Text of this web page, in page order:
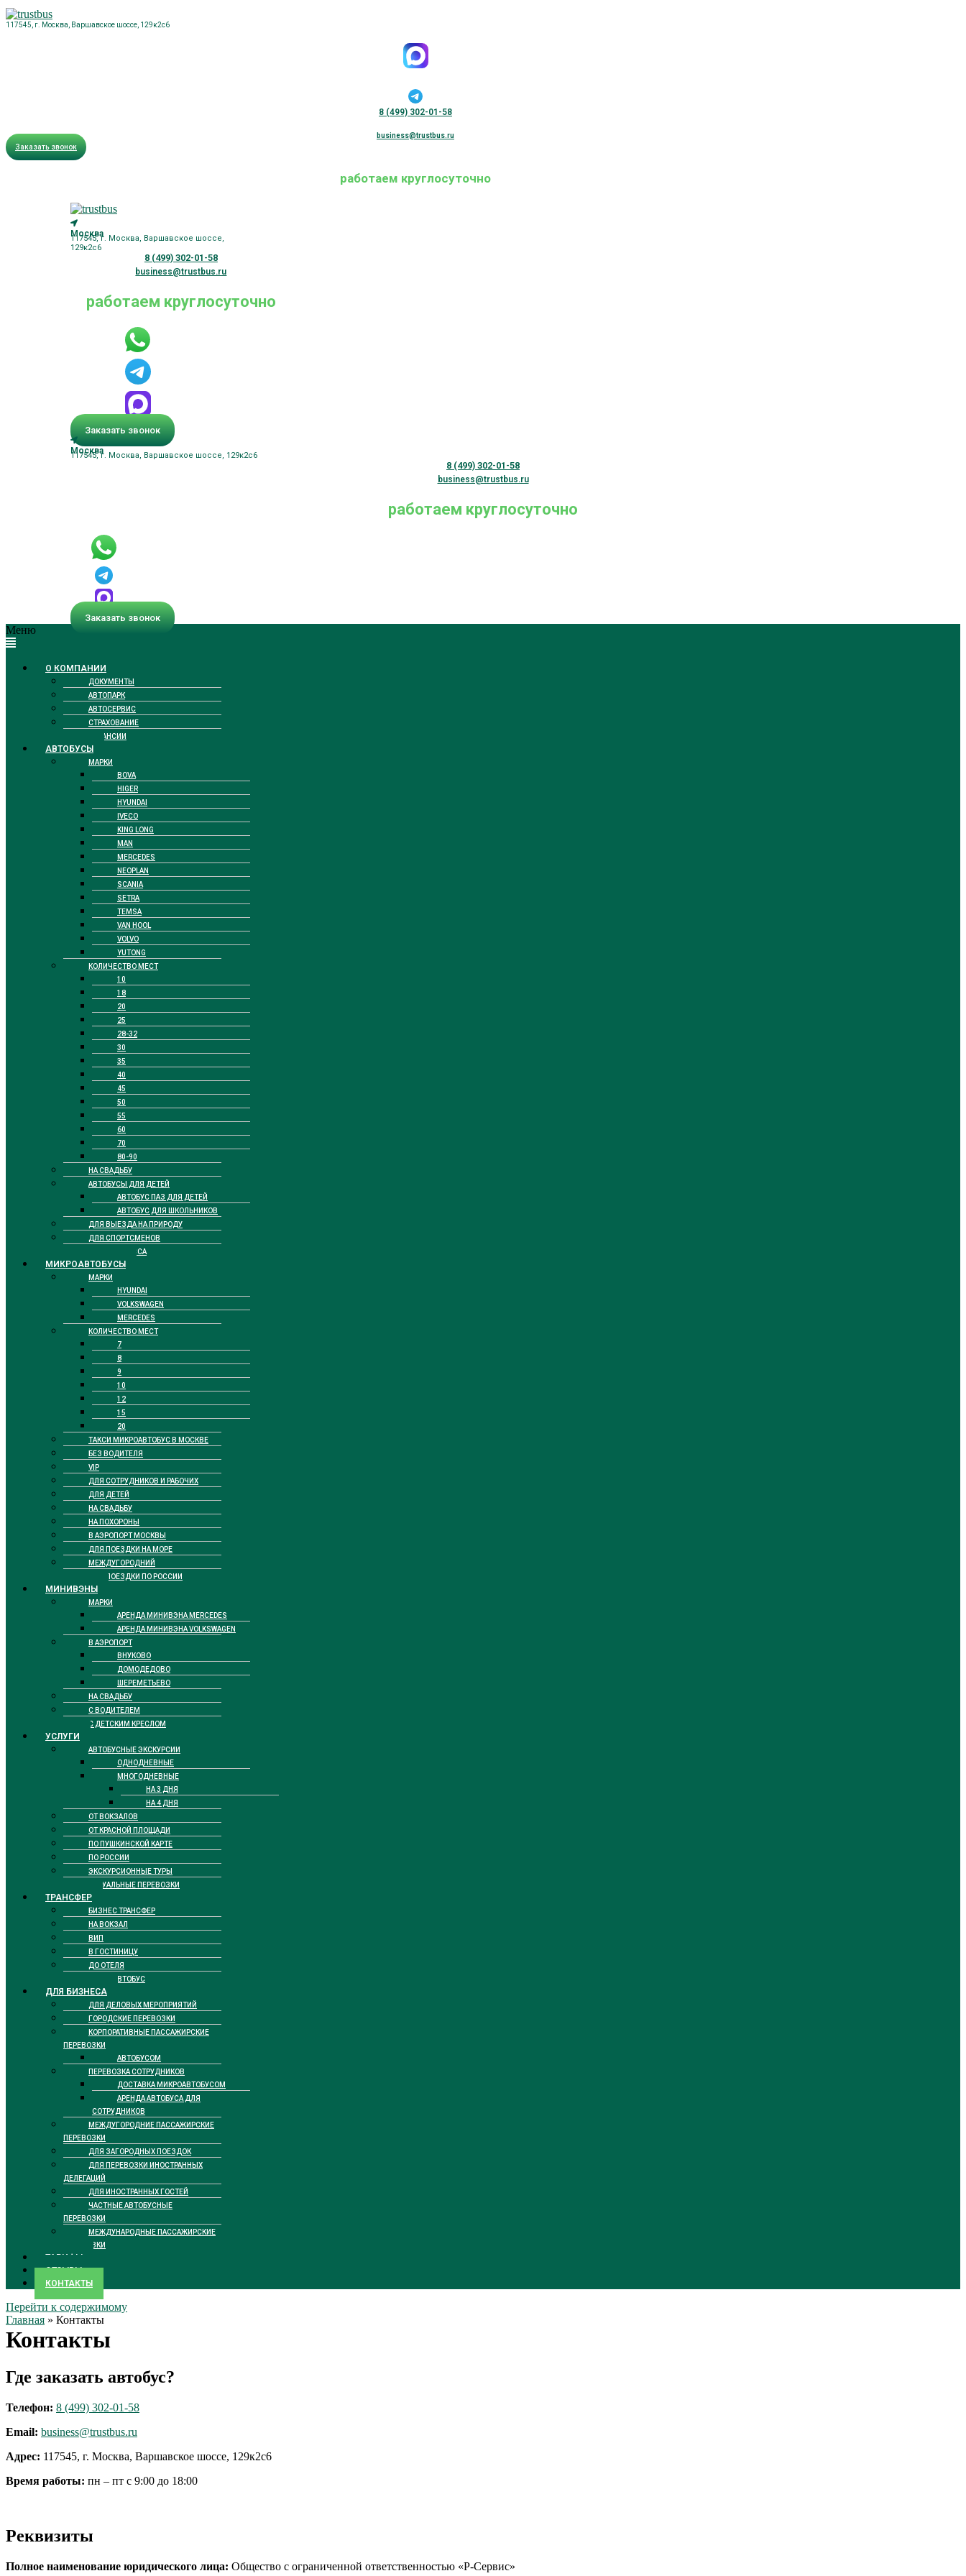
117545, г. Москва, Варшавское шоссе, 129к2с6
8 (499) 302-01-58
business@trustbus.ru
Заказать звонок
работаем круглосуточно
Москва
117545, г. Москва, Варшавское шоссе,
129к2с6
8 (499) 302-01-58
business@trustbus.ru
работаем круглосуточно
Заказать звонок
Москва
117545, г. Москва, Варшавское шоссе, 129к2с6
8 (499) 302-01-58
business@trustbus.ru
работаем круглосуточно
Заказать звонок
Меню
О КОМПАНИИ
ДОКУМЕНТЫ
АВТОПАРК
АВТОСЕРВИС
СТРАХОВАНИЕ
ВАКАНСИИ
АВТОБУСЫ
МАРКИ
BOVA
HIGER
HYUNDAI
IVECO
KING LONG
MAN
MERCEDES
NEOPLAN
SCANIA
SETRA
TEMSA
VAN HOOL
VOLVO
YUTONG
КОЛИЧЕСТВО МЕСТ
10
18
20
25
28-32
30
35
40
45
50
55
60
70
80-90
НА СВАДЬБУ
АВТОБУСЫ ДЛЯ ДЕТЕЙ
АВТОБУС ПАЗ ДЛЯ ДЕТЕЙ
АВТОБУС ДЛЯ ШКОЛЬНИКОВ
ДЛЯ ВЫЕЗДА НА ПРИРОДУ
ДЛЯ СПОРТСМЕНОВ
БИЗНЕС КЛАССА
МИКРОАВТОБУСЫ
МАРКИ
HYUNDAI
VOLKSWAGEN
MERCEDES
КОЛИЧЕСТВО МЕСТ
7
8
9
10
12
15
20
ТАКСИ МИКРОАВТОБУС В МОСКВЕ
БЕЗ ВОДИТЕЛЯ
VIP
ДЛЯ СОТРУДНИКОВ И РАБОЧИХ
ДЛЯ ДЕТЕЙ
НА СВАДЬБУ
НА ПОХОРОНЫ
В АЭРОПОРТ МОСКВЫ
ДЛЯ ПОЕЗДКИ НА МОРЕ
МЕЖДУГОРОДНИЙ
ДЛЯ ПОЕЗДКИ ПО РОССИИ
МИНИВЭНЫ
МАРКИ
АРЕНДА МИНИВЭНА MERCEDES
АРЕНДА МИНИВЭНА VOLKSWAGEN
В АЭРОПОРТ
ВНУКОВО
ДОМОДЕДОВО
ШЕРЕМЕТЬЕВО
НА СВАДЬБУ
С ВОДИТЕЛЕМ
С ДЕТСКИМ КРЕСЛОМ
УСЛУГИ
АВТОБУСНЫЕ ЭКСКУРСИИ
ОДНОДНЕВНЫЕ
МНОГОДНЕВНЫЕ
НА 3 ДНЯ
НА 4 ДНЯ
ОТ ВОКЗАЛОВ
ОТ КРАСНОЙ ПЛОЩАДИ
ПО ПУШКИНСКОЙ КАРТЕ
ПО РОССИИ
ЭКСКУРСИОННЫЕ ТУРЫ
РИТУАЛЬНЫЕ ПЕРЕВОЗКИ
ТРАНСФЕР
БИЗНЕС ТРАНСФЕР
НА ВОКЗАЛ
ВИП
В ГОСТИНИЦУ
ДО ОТЕЛЯ
ТАКСИ АВТОБУС
ДЛЯ БИЗНЕСА
ДЛЯ ДЕЛОВЫХ МЕРОПРИЯТИЙ
ГОРОДСКИЕ ПЕРЕВОЗКИ
КОРПОРАТИВНЫЕ ПАССАЖИРСКИЕ
ПЕРЕВОЗКИ
АВТОБУСОМ
ПЕРЕВОЗКА СОТРУДНИКОВ
ДОСТАВКА МИКРОАВТОБУСОМ
АРЕНДА АВТОБУСА ДЛЯ
СОТРУДНИКОВ
МЕЖДУГОРОДНИЕ ПАССАЖИРСКИЕ
ПЕРЕВОЗКИ
ДЛЯ ЗАГОРОДНЫХ ПОЕЗДОК
ДЛЯ ПЕРЕВОЗКИ ИНОСТРАННЫХ
ДЕЛЕГАЦИЙ
ДЛЯ ИНОСТРАННЫХ ГОСТЕЙ
ЧАСТНЫЕ АВТОБУСНЫЕ
ПЕРЕВОЗКИ
МЕЖДУНАРОДНЫЕ ПАССАЖИРСКИЕ
ПЕРЕВОЗКИ
ТАРИФЫ
ОТЗЫВЫ
КОНТАКТЫ
Перейти к содержимому
Главная » Контакты
Контакты
Где заказать автобус?
Телефон: 8 (499) 302-01-58
Email: business@trustbus.ru
Адрес: 117545, г. Москва, Варшавское шоссе, 129к2с6
Время работы: пн – пт с 9:00 до 18:00
Реквизиты
Полное наименование юридического лица: Общество с ограниченной ответственностью «Р-Сервис»